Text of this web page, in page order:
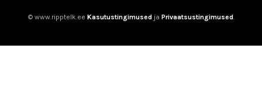
© www.ripptelk.ee Kasutustingimusedja Privaatsustingimused.